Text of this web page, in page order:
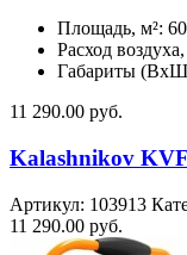
Площадь, м²: 60
Расход
Габариты
11 290.00 руб.
Kalashnikov
Артикул: 103913
11 290.00 руб.